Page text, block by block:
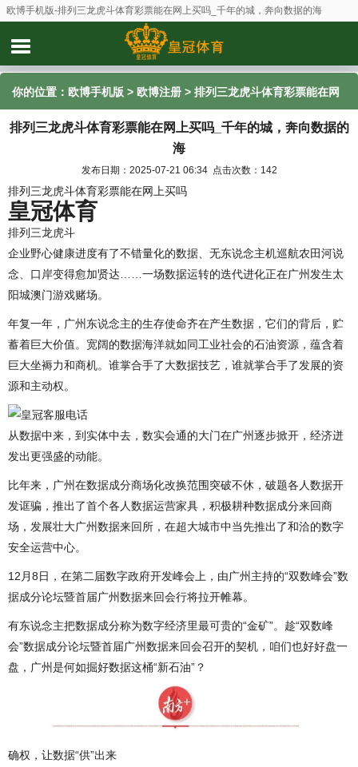
欧博手机版-排列三龙虎斗体育彩票能在网上买吗_千年的城，奔向数据的海
你的位置： 欧博手机版 > 欧博注册 > 排列三龙虎斗体育彩票能在网
上买吗_千年的城，奔向数据的海
排列三龙虎斗体育彩票能在网上买吗_千年的城，奔向数据的
海
发布日期：2025-07-21 06:34 点击次数：142
排列三龙虎斗体育彩票能在网上买吗
皇冠体育
排列三龙虎斗
企业野心健康进度有了不错量化的数据、无东说念主机巡航农田河说
念、口岸变得愈加贤达……一场数据运转的迭代进化正在广州发生太
阳城澳门游戏赌场。
年复一年，广州东说念主的生存使命齐在产生数据，它们的背后，贮
蓄着巨大价值。宽阔的数据海洋就如同工业社会的石油资源，蕴含着
巨大坐褥力和商机。谁掌合手了大数据技艺，谁就掌合手了发展的资
源和主动权。
从数据中来，到实体中去，数实会通的大门在广州逐步掀开，经济迸
发出更强盛的动能。
比年来，广州在数据成分商场化改换范围突破不休，破题各人数据开
发诓骗，推出了首个各人数据运营家具，积极耕种数据成分来回商
场，发展壮大广州数据来回所，在超大城市中当先推出了和洽的数字
安全运营中心。
12月8日，在第二届数字政府开发峰会上，由广州主持的“双数峰会”数
据成分论坛暨首届广州数据来回会行将拉开帷幕。
有东说念主把数据成分称为数字经济里最可贵的“金矿”。趁“双数峰
会”数据成分论坛暨首届广州数据来回会召开的契机，咱们也好好盘一
盘，广州是何如掘好数据这桶“新石油”？
确权，让数据“供”出来